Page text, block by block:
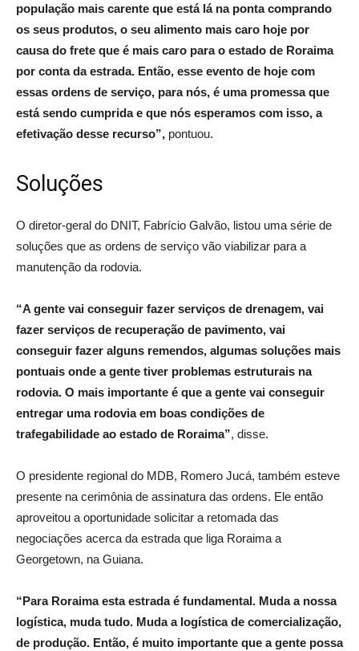
população mais carente que está lá na ponta comprando
os seus produtos, o seu alimento mais caro hoje por
causa do frete que é mais caro para o estado de Roraima
por conta da estrada. Então, esse evento de hoje com
essas ordens de serviço, para nós, é uma promessa que
está sendo cumprida e que nós esperamos com isso, a
efetivação desse recurso”, pontuou.
Soluções
O diretor-geral do DNIT, Fabrício Galvão, listou uma série de
soluções que as ordens de serviço vão viabilizar para a
manutenção da rodovia.
“A gente vai conseguir fazer serviços de drenagem, vai
fazer serviços de recuperação de pavimento, vai
conseguir fazer alguns remendos, algumas soluções mais
pontuais onde a gente tiver problemas estruturais na
rodovia. O mais importante é que a gente vai conseguir
entregar uma rodovia em boas condições de
trafegabilidade ao estado de Roraima”, disse.
O presidente regional do MDB, Romero Jucá, também esteve
presente na cerimônia de assinatura das ordens. Ele então
aproveitou a oportunidade solicitar a retomada das
negociações acerca da estrada que liga Roraima a
Georgetown, na Guiana.
“Para Roraima esta estrada é fundamental. Muda a nossa
logística, muda tudo. Muda a logística de comercialização,
de produção. Então, é muito importante que a gente possa